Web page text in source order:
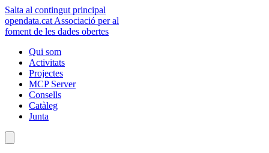
Salta al contingut principal
opendata.cat Associació per al
foment de les dades obertes
Qui som
Activitats
Projectes
MCP Server
Consells
Catàleg
Junta